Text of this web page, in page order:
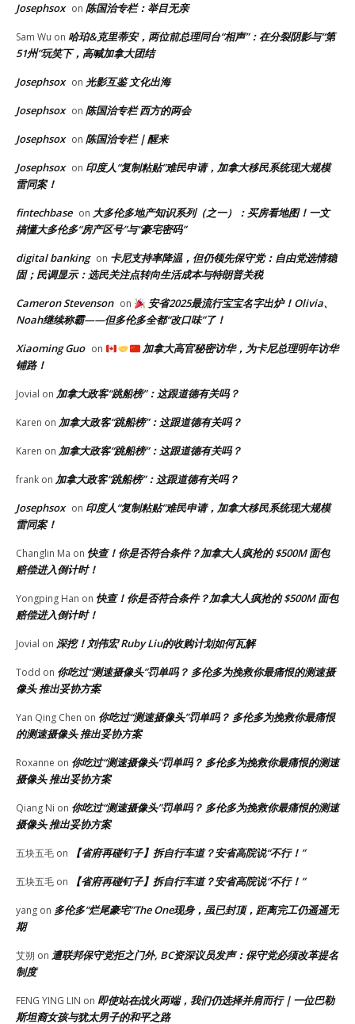
Josephsox on 陈国治专栏：举目无亲
Sam Wu on 哈珀&克里蒂安，两位前总理同台“相声”：在分裂阴影与“第
51州”玩笑下，高喊加拿大团结
Josephsox on 光影互鉴 文化出海
Josephsox on 陈国治专栏 西方的两会
Josephsox on 陈国治专栏｜醒来
Josephsox on 印度人“复制粘贴”难民申请，加拿大移民系统现大规模
雷同案！
fintechbase on 大多伦多地产知识系列（之一）：买房看地图！一文
搞懂大多伦多“房产区号”与“豪宅密码”
digital banking on 卡尼支持率降温，但仍领先保守党：自由党选情稳
固；民调显示：选民关注点转向生活成本与特朗普关税
Cameron Stevenson on
安省2025最流行宝宝名字出炉！Olivia、
Noah继续称霸——但多伦多全都“改口味”了！
Xiaoming Guo on
加拿大高官秘密访华，为卡尼总理明年访华
铺路！
Jovial on 加拿大政客“跳船榜”：这跟道德有关吗？
Karen on 加拿大政客“跳船榜”：这跟道德有关吗？
Karen on 加拿大政客“跳船榜”：这跟道德有关吗？
frank on 加拿大政客“跳船榜”：这跟道德有关吗？
Josephsox on 印度人“复制粘贴”难民申请，加拿大移民系统现大规模
雷同案！
Changlin Ma on 快查！你是否符合条件？加拿大人疯抢的 $500M 面包
赔偿进入倒计时！
Yongping Han on 快查！你是否符合条件？加拿大人疯抢的 $500M 面包
赔偿进入倒计时！
Jovial on 深挖！刘伟宏 Ruby Liu的收购计划如何瓦解
Todd on 你吃过“测速摄像头”罚单吗？ 多伦多为挽救你最痛恨的测速摄
像头 推出妥协方案
Yan Qing Chen on 你吃过“测速摄像头”罚单吗？ 多伦多为挽救你最痛恨
的测速摄像头 推出妥协方案
Roxanne on 你吃过“测速摄像头”罚单吗？ 多伦多为挽救你最痛恨的测速
摄像头 推出妥协方案
Qiang Ni on 你吃过“测速摄像头”罚单吗？ 多伦多为挽救你最痛恨的测速
摄像头 推出妥协方案
五块五毛 on 【省府再碰钉子】拆自行车道？安省高院说“不行！”
五块五毛 on 【省府再碰钉子】拆自行车道？安省高院说“不行！”
yang on 多伦多“烂尾豪宅”The One现身，虽已封顶，距离完工仍遥遥无
期
艾朔 on 遭联邦保守党拒之门外, BC资深议员发声：保守党必须改革提名
制度
FENG YING LIN on 即使站在战火两端，我们仍选择并肩而行｜一位巴勒
斯坦裔女孩与犹太男子的和平之路